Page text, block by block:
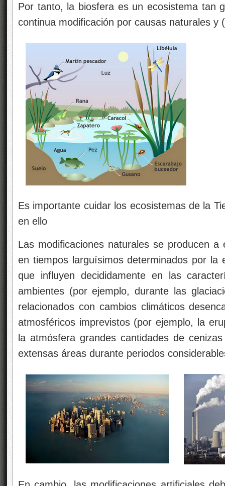
Por tanto, la biosfera es un ecosistema tan
continua modificación por causas naturales y
Es importante cuidar los ecosistemas de la
en ello
Las modificaciones naturales se producen
en tiempos larguísimos determinados por la
que influyen decididamente en las
ambientes (por ejemplo, durante las
relacionados con cambios climáticos
atmosféricos imprevistos (por ejemplo, la
la atmósfera grandes cantidades de
extensas áreas durante periodos